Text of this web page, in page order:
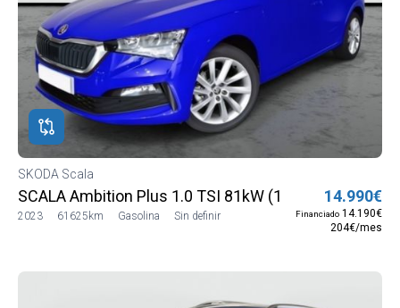
SKODA Scala
SCALA Ambition Plus 1.0 TSI 81kW (110 CV)
2023 61625km Gasolina Sin definir
14.990€
Financiado 14.190€
204€/mes